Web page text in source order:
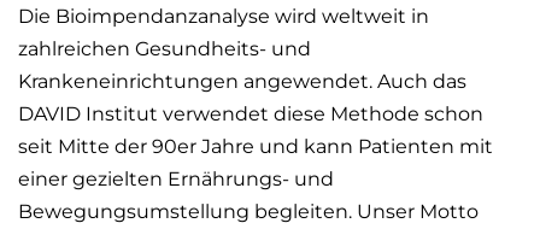
Die Bioimpendanzanalyse wird weltweit in
zahlreichen Gesundheits- und
Krankeneinrichtungen angewendet. Auch das
DAVID Institut verwendet diese Methode schon
seit Mitte der 90er Jahre und kann Patienten mit
einer gezielten Ernährungs- und
Bewegungsumstellung begleiten. Unser Motto